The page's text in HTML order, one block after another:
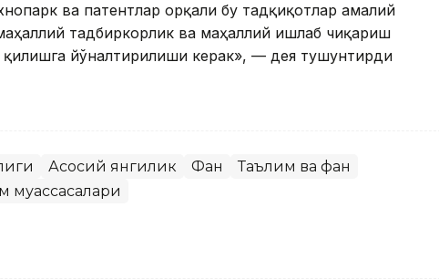
ва патентлар орқали бу тадқиқотлар амалий
тадбиркорлик ва маҳаллий ишлаб чиқариш
йўналтирилиши керак», — дея тушунтирди
Асосий янгилик Фан
Таълим ва фан
муассасалари